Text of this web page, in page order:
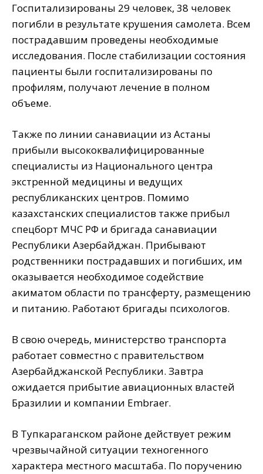
Госпитализированы 29 человек, 38 человек
погибли в результате крушения самолета. Всем
пострадавшим проведены необходимые
исследования. После стабилизации состояния
пациенты были госпитализированы по
профилям, получают лечение в полном
объеме.
Также по линии санавиации из Астаны
прибыли высококвалифицированные
специалисты из Национального центра
экстренной медицины и ведущих
республиканских центров. Помимо
казахстанских специалистов также прибыл
спецборт МЧС РФ и бригада санавиации
Республики Азербайджан. Прибывают
родственники пострадавших и погибших, им
оказывается необходимое содействие
акиматом области по трансферту, размещению
и питанию. Работают бригады психологов.
В свою очередь, министерство транспорта
работает совместно с правительством
Азербайджанской Республики. Завтра
ожидается прибытие авиационных властей
Бразилии и компании Embraer.
В Тупкараганском районе действует режим
чрезвычайной ситуации техногенного
характера местного масштаба. По поручению